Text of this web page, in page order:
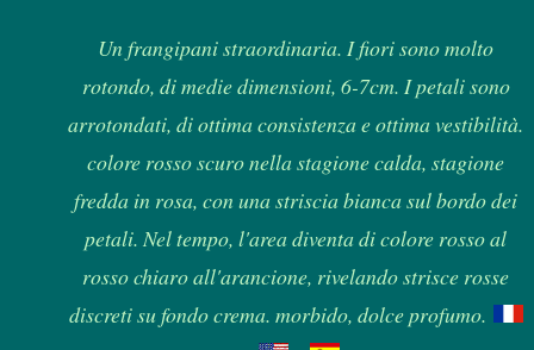
Un frangipani straordinaria. I fiori sono molto
rotondo, di medie dimensioni, 6-7cm. I petali sono
arrotondati, di ottima consistenza e ottima vestibilità.
colore rosso scuro nella stagione calda, stagione
fredda in rosa, con una striscia bianca sul bordo dei
petali. Nel tempo, l'area diventa di colore rosso al
rosso chiaro all'arancione, rivelando strisce rosse
discreti su fondo crema. morbido, dolce profumo.